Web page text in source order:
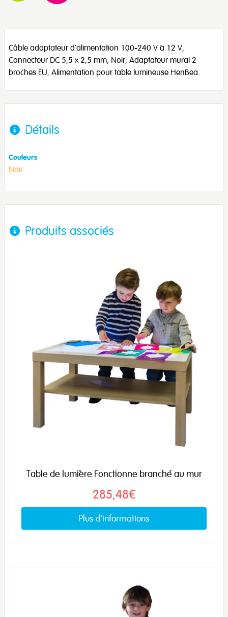
Câble adaptateur d'alimentation 100-240 V à 12 V,
Connecteur DC 5,5 x 2,5 mm, Noir, Adaptateur mural 2
broches EU, Alimentation pour table lumineuse HenBea.
Détails
Couleurs
Noir
Produits associés
Table de lumière Fonctionne branché au mur
285,48€
Plus d'informations